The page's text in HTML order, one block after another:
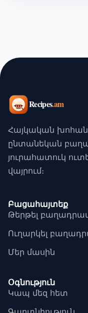
Հայկական
ընտանեկան
յուրահատուկ
վայրում։
Բացահայտեք
Թերթել
Ուղարկել
Մեր մասին
Օգնություն
Կապ մեզ հետ